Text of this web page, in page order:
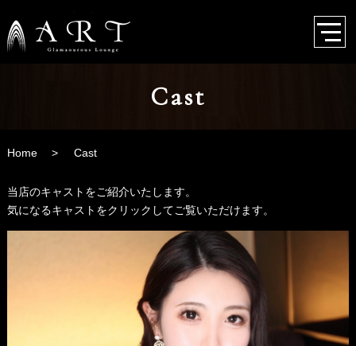
Cast
Home Cast
当店のキャストをご紹介いたします。
気になるキャストをクリックしてご覧いただけます。